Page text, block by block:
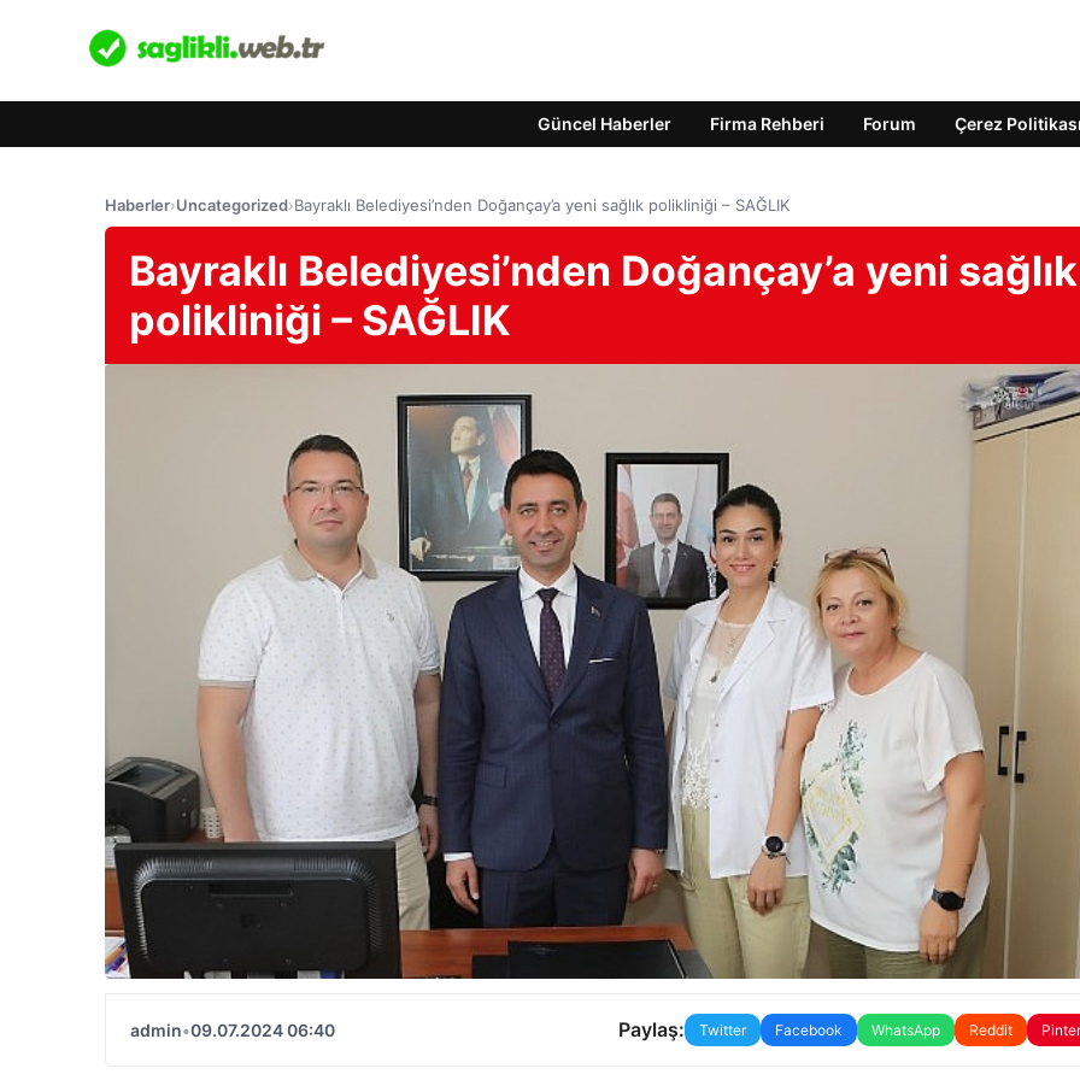
Güncel Haberler Firma Rehberi Forum Çerez Politikası
Haberler›Uncategorized›Bayraklı Belediyesi’nden Doğançay’a yeni sağlık polikliniği – SAĞLIK
Bayraklı Belediyesi’nden Doğançay’a yeni sağlık
polikliniği – SAĞLIK
admin•09.07.2024 06:40 Paylaş: Twitter Facebook WhatsApp Reddit